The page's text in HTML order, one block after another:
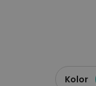
Kolor